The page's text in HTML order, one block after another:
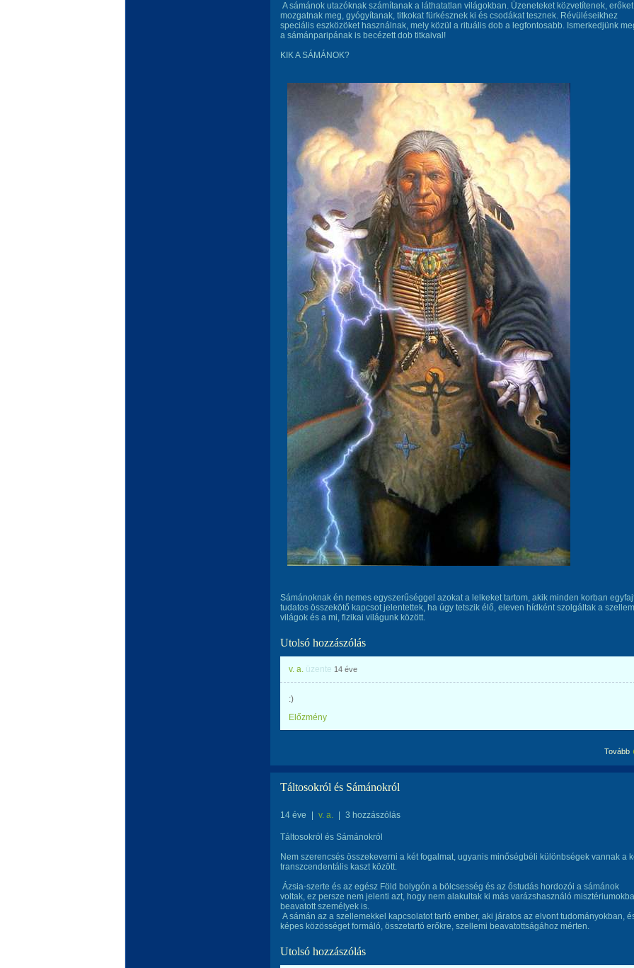
A sámánok utazóknak számítanak a láthatatlan világokban. Üzeneteket közvetítenek, erőket
mozgatnak meg, gyógyítanak, titkokat fürkésznek ki és csodákat tesznek. Révüléseikhez
speciális eszközöket használnak, mely közül a rituális dob a legfontosabb. Ismerkedjünk
a sámánparipának is becézett dob titkaival!
KIK A SÁMÁNOK?
Sámánoknak én nemes egyszerűséggel azokat a lelkeket tartom, akik minden korban
tudatos összekötő kapcsot jelentettek, ha úgy tetszik élő, eleven hídként szolgáltak a
világok és a mi, fizikai világunk között.
Utolsó hozzászólás
v. a. üzente 14 éve
:)
Előzmény
Tovább
Táltosokról és Sámánokról
14 éve v. a. 3 hozzászólás
Táltosokról és Sámánokról
Nem szerencsés összekeverni a két fogalmat, ugyanis minőségbéli különbségek vannak a
transzcendentális kaszt között.
Ázsia-szerte és az egész Föld bolygón a bölcsesség és az őstudás hordozói a sámánok
voltak, ez persze nem jelenti azt, hogy nem alakultak ki más varázshasználó misztériumokba
beavatott személyek is.
A sámán az a szellemekkel kapcsolatot tartó ember, aki járatos az elvont tudományokban,
képes közösséget formáló, összetartó erőkre, szellemi beavatottságához mérten.
Utolsó hozzászólás